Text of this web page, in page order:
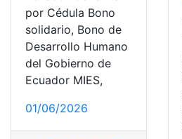
por Cédula Bono
solidario, Bono de
Desarrollo Humano
del Gobierno de
Ecuador MIES,
01/06/2026